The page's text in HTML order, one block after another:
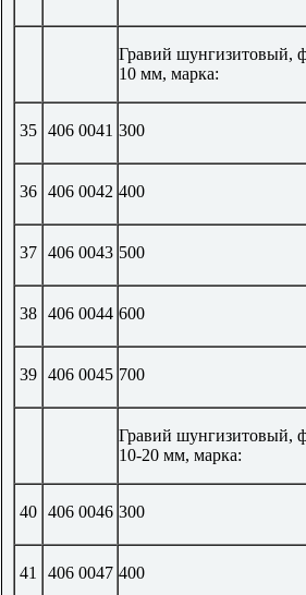
Гравий шунгизитовый,
10 мм, марка:
35 406 0041 300
36 406 0042 400
37 406 0043 500
38 406 0044 600
39 406 0045 700
Гравий шунгизитовый,
10-20 мм, марка:
40 406 0046 300
41 406 0047 400